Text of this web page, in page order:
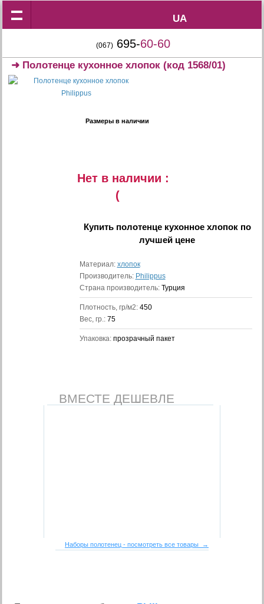
UA
UA
(067) 695-60-60
➜ Полотенце кухонное хлопок (код 1568/01)
Размеры в наличии
Нет в наличии :
(
Купить полотенце кухонное хлопокпо
лучшей цене
Материал: хлопок
Производитель: Philippus
Страна производитель: Турция
Плотность, гр/м2: 450
Вес, гр.: 75
Упаковка: прозрачный пакет
ВМЕСТЕ ДЕШЕВЛЕ
Наборы полотенец - посмотреть все товары →